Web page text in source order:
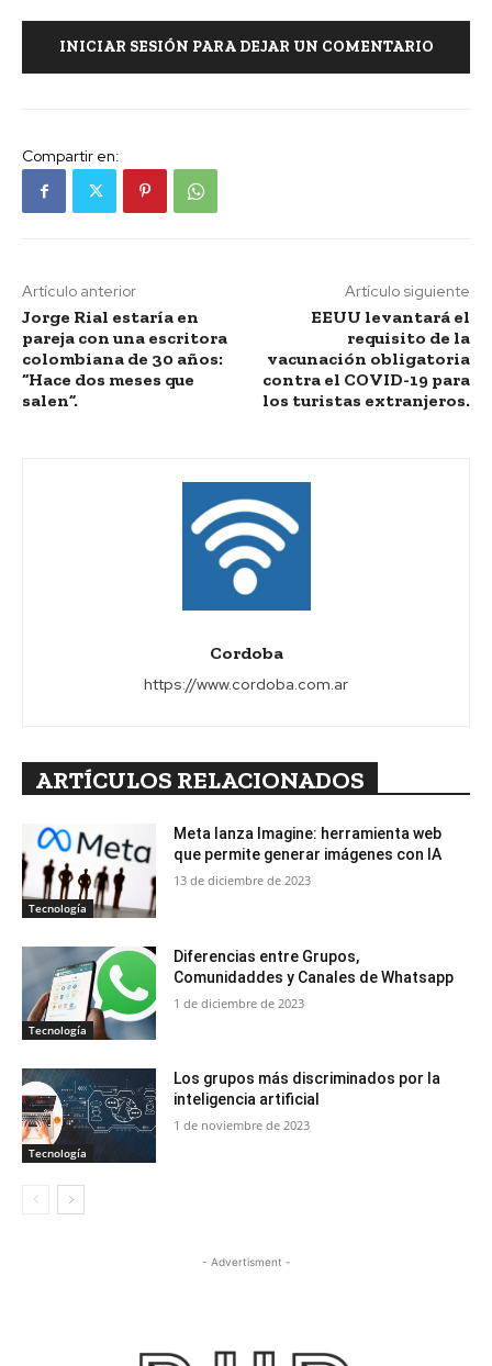
INICIAR SESIÓN PARA DEJAR UN COMENTARIO
Compartir en:
Artículo anterior
Jorge Rial estaría en
pareja con una escritora
colombiana de 30 años:
“Hace dos meses que
salen”.
Artículo siguiente
EEUU levantará el
requisito de la
vacunación obligatoria
contra el COVID-19 para
los turistas extranjeros.
Cordoba
https://www.cordoba.com.ar
ARTÍCULOS RELACIONADOS
Tecnología
Meta lanza Imagine: herramienta web
que permite generar imágenes con IA
13 de diciembre de 2023
Tecnología
Diferencias entre Grupos,
Comunidaddes y Canales de Whatsapp
1 de diciembre de 2023
Tecnología
Los grupos más discriminados por la
inteligencia artificial
1 de noviembre de 2023
- Advertisment -